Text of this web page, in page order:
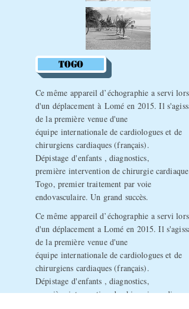
TOGO
Cemêmeappareild’échographie a servi lors
d'un déplacement à Lomé en 2015. Il
de la premièrevenue d'une
équipeinternationale de cardiologues et de
chirurgiens cardiaques (français).
Dépistage d'enfants , diagnostics,
première intervention de chirurgie cardiaque
Togo, premier traitement par voie
endovasculaire. Un grand succès.
Cemêmeappareild’échographie a servi lors
d'un déplacement a Lomé en 2015. Il
de la premièrevenue d'une
équipeinternationale de cardiologues et de
chirurgiens cardiaques (français).
Dépistage d'enfants , diagnostics,
premièreintervention de chirurgie cardiaque